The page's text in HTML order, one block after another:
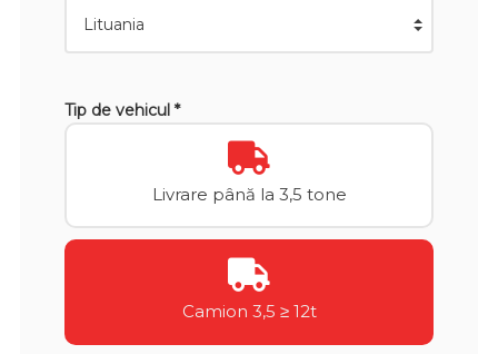
Tip de vehicul *
Livrare până la 3,5 tone
Camion 3,5 ≥ 12t